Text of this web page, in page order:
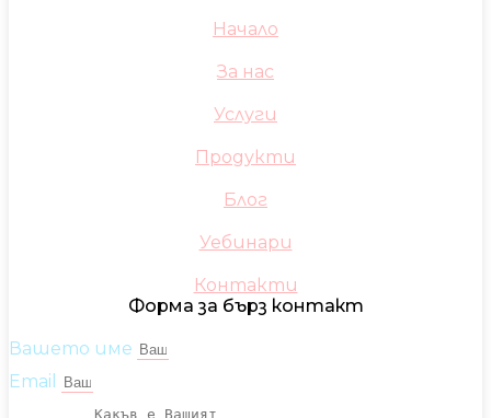
Начало
За нас
Услуги
Продукти
Блог
Уебинари
Контакти
Форма за бърз контакт
Вашето име
Email